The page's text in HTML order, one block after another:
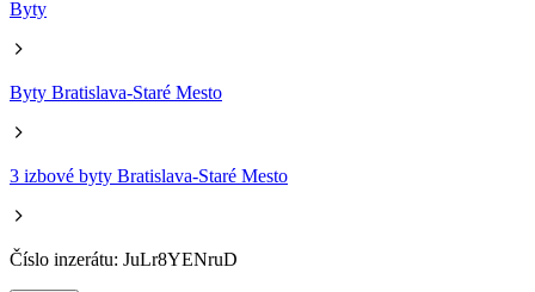
Byty
Byty Bratislava-Staré Mesto
3 izbové byty Bratislava-Staré Mesto
Číslo inzerátu: JuLr8YENruD